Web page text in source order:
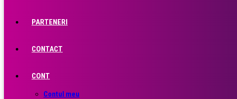
PARTENERI
CONTACT
CONT
Contul meu